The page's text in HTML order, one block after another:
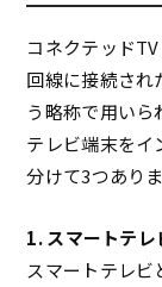
コネクテッド
回線に接続され
う略称で用いら
テレビ端末をイ
分けて3つありま
1. スマートテ
スマートテレ